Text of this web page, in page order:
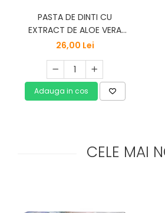
Vitamine GalPASTA DE DINTI CU
EXTRACT DE ALOE VERA
120g DR CHEN
26,00 Lei
Adauga in cos
CELE MAI